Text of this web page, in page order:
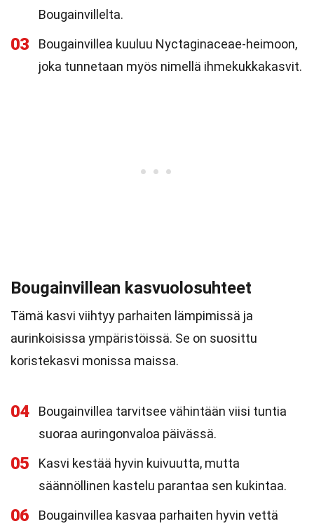
Bougainvillelta.
03
Bougainvillea kuuluu Nyctaginaceae-heimoon,
joka tunnetaan myös nimellä ihmekukkakasvit.
Bougainvillean kasvuolosuhteet
Tämä kasvi viihtyy parhaiten lämpimissä ja
aurinkoisissa ympäristöissä. Se on suosittu
koristekasvi monissa maissa.
04
Bougainvillea tarvitsee vähintään viisi tuntia
suoraa auringonvaloa päivässä.
05
Kasvi kestää hyvin kuivuutta, mutta
säännöllinen kastelu parantaa sen kukintaa.
06
Bougainvillea kasvaa parhaiten hyvin vettä